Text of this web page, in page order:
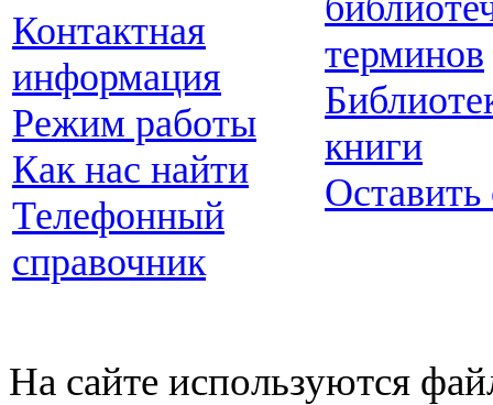
Контактная
информация
Режим работы
Как нас найти
Телефонный
справочник
терминов
книги
Оставить
На сайте используются